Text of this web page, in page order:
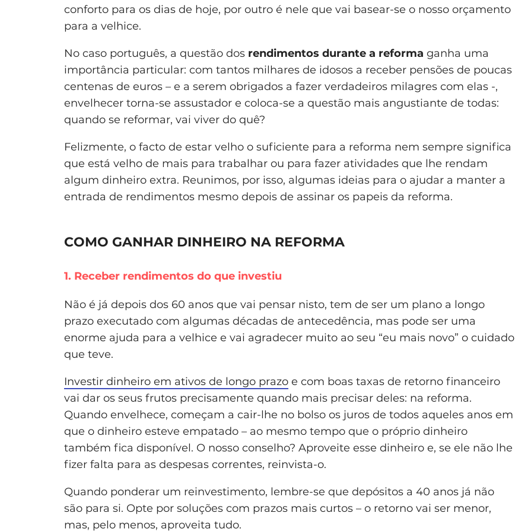
conforto para os dias de hoje, por outro é nele que vai basear-se o nosso orçamento
para a velhice.
No caso português, a questão dos rendimentos durante a reforma ganha uma
importância particular: com tantos milhares de idosos a receber pensões de poucas
centenas de euros – e a serem obrigados a fazer verdadeiros milagres com elas -,
envelhecer torna-se assustador e coloca-se a questão mais angustiante de todas:
quando se reformar, vai viver do quê?
Felizmente, o facto de estar velho o suficiente para a reforma nem sempre significa
que está velho de mais para trabalhar ou para fazer atividades que lhe rendam
algum dinheiro extra. Reunimos, por isso, algumas ideias para o ajudar a manter a
entrada de rendimentos mesmo depois de assinar os papeis da reforma.
COMO GANHAR DINHEIRO NA REFORMA
1. Receber rendimentos do que investiu
Não é já depois dos 60 anos que vai pensar nisto, tem de ser um plano a longo
prazo executado com algumas décadas de antecedência, mas pode ser uma
enorme ajuda para a velhice e vai agradecer muito ao seu “eu mais novo” o cuidado
que teve.
Investir dinheiro em ativos de longo prazo e com boas taxas de retorno financeiro
vai dar os seus frutos precisamente quando mais precisar deles: na reforma.
Quando envelhece, começam a cair-lhe no bolso os juros de todos aqueles anos em
que o dinheiro esteve empatado – ao mesmo tempo que o próprio dinheiro
também fica disponível. O nosso conselho? Aproveite esse dinheiro e, se ele não lhe
fizer falta para as despesas correntes, reinvista-o.
Quando ponderar um reinvestimento, lembre-se que depósitos a 40 anos já não
são para si. Opte por soluções com prazos mais curtos – o retorno vai ser menor,
mas, pelo menos, aproveita tudo.